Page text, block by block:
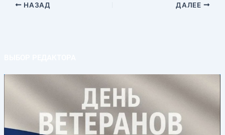
НАЗАД ДАЛЕЕ